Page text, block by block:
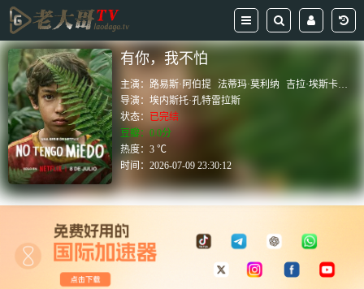
有你，我不怕
主演：路易斯·阿伯提 法蒂玛·莫利纳
吉拉·埃斯卡雷加
导演：埃内斯托·孔特雷拉斯
状态： 已完结
豆瓣：0.0分
热度：3 ℃
时间：2026-07-09 23:30:12